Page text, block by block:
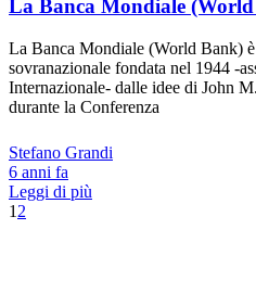
La Banca Mondiale
La Banca Mondiale (World Bank)
sovranazionale fondata nel 1944 -
Internazionale- dalle idee di John
durante la Conferenza
Stefano Grandi
6 anni fa
Leggi di più
1 2